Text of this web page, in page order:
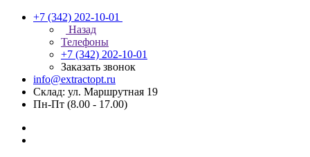
+7 (342) 202-10-01
Назад
Телефоны
+7 (342) 202-10-01
Заказать звонок
info@extractopt.ru
Склад: ул. Маршрутная 19
Пн-Пт (8.00 - 17.00)